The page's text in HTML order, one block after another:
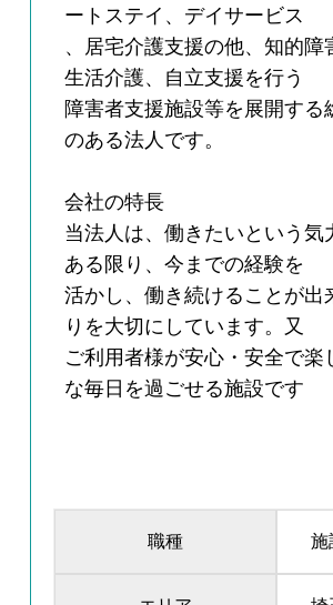
ートステイ、デイサービス
、居宅介護支援の他、知的障
生活介護、自立支援を行う
障害者支援施設等を展開する
のある法人です。
会社の特長
当法人は、働きたいという気
ある限り、今までの経験を
活かし、働き続けることが出
りを大切にしています。又
ご利用者様が安心・安全で楽
な毎日を過ごせる施設です
職種 施